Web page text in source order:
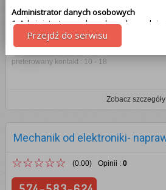
Administrator danych osobowych
1. Administratorem danych osobowych
Technologies, więcej informacji na temat
samym dole strony - klikając na link
zgoda może być w każdej chwili cofnięta.
którą wyżej prosimy, administratorami
tego co aktualnie oglądasz. Więcej
odnajdziesz w polityce prywatności
Uprawnienia z tytułu przetwarzania
Przysługują Tobie następujące
Przejdź do serwisu
☆☆☆☆☆ (0.00) Opinii :0
782-873-044
preferowany kontakt : 10 - 18
Zobacz szczegóły
Mechanik od elektroniki-
☆☆☆☆☆ (0.00) Opinii : 0